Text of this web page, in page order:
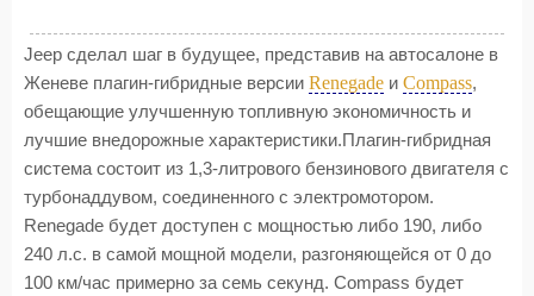
Jeep сделал шаг в будущее, представив на автосалоне в
Женеве плагин-гибридные версии Renegade и Compass,
обещающие улучшенную топливную экономичность и
лучшие внедорожные характеристики.Плагин-гибридная
система состоит из 1,3-литрового бензинового двигателя с
турбонаддувом, соединенного с электромотором.
Renegade будет доступен с мощностью либо 190, либо
240 л.с. в самой мощной модели, разгоняющейся от 0 до
100 км/час примерно за семь секунд. Compass будет